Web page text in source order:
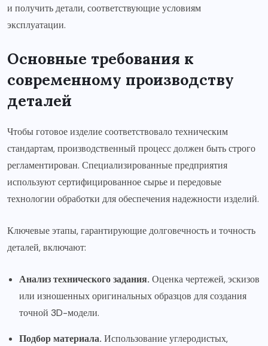
и получить детали, соответствующие условиям
эксплуатации.
Основные требования к
современному производству
деталей
Чтобы готовое изделие соответствовало техническим
стандартам, производственный процесс должен быть строго
регламентирован. Специализированные предприятия
используют сертифицированное сырье и передовые
технологии обработки для обеспечения надежности изделий.
Ключевые этапы, гарантирующие долговечность и точность
деталей, включают:
Анализ технического задания. Оценка чертежей, эскизов
или изношенных оригинальных образцов для создания
точной 3D-модели.
Подбор материала. Использование углеродистых,